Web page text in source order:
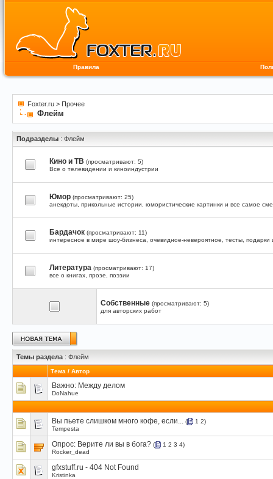
Правила
Foxter.ru > Прочее
Флейм
Подразделы : Флейм
Кино и ТВ (просматривают: 5)
Все о телевидении и киноиндустрии
Юмор (просматривают: 25)
анекдоты, прикольные истории, юмористические картинки и все самое
Бардачок (просматривают: 11)
интересное в мире шоу-бизнеса, очевидное-невероятное, тесты, подарки
Литература (просматривают: 17)
все о книгах, прозе, поэзии
Собственные (просматривают: 5)
для авторских работ
Темы раздела : Флейм
Тема / Автор
Важно: Между делом
DoNahue
Вы пьете слишком много кофе, если... ( 1 2)
Tempesta
Опрос: Верите ли вы в бога? ( 1 2 3 4)
Rocker_dead
gfxstuff.ru - 404 Not Found
Kristinka